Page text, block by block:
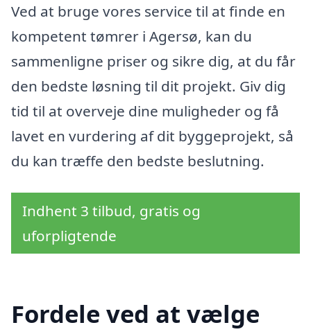
Ved at bruge vores service til at finde en
kompetent tømrer i Agersø, kan du
sammenligne priser og sikre dig, at du får
den bedste løsning til dit projekt. Giv dig
tid til at overveje dine muligheder og få
lavet en vurdering af dit byggeprojekt, så
du kan træffe den bedste beslutning.
Indhent 3 tilbud, gratis og
uforpligtende
Fordele ved at vælge